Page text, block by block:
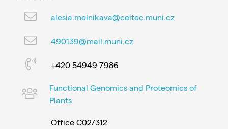
alesia.melnikava@ceitec.muni.cz
490139@mail.muni.cz
+420 54949 7986
Functional Genomics and Proteomics of
Plants
Office C02/312